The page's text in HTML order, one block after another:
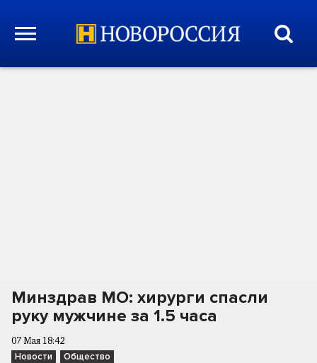
Минздрав МО: хирурги спасли
руку мужчине за 1.5 часа
07 Мая 18:42
Новости Общество